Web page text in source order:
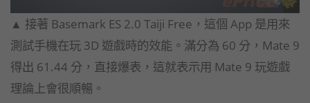
▲ 接著 Basemark ES 2.0 Taiji Free，這個 App 是用來
測試手機在玩 3D 遊戲時的效能。滿分為 60 分，Mate 9
得出 61.44 分，直接爆表，這就表示用 Mate 9 玩遊戲
理論上會很順暢。